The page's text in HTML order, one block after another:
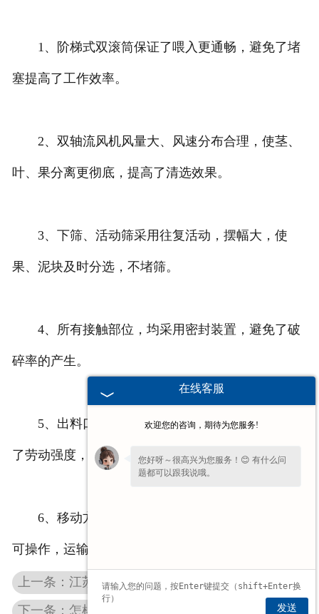
1、阶梯式双滚筒保证了喂入更通畅，避免了堵
塞提高了工作效率。
2、双轴流风机风量大、风速分布合理，使茎、
叶、果分离更彻底，提高了清选效果。
3、下筛、活动筛采用往复活动，摆幅大，使
果、泥块及时分选，不堵筛。
4、所有接触部位，均采用密封装置，避免了破
碎率的产生。
5、出料口输送高度距离加大、自动成垛，减轻
了劳动强度，省工、省时，降低了生产成本。
6、移动方便、快捷，有导向轮，人工、机械均
可操作，运输方便。
上一条：江苏干湿花生摘果机工作运转需要哪些机制
下一条：怎样调整江苏大型花生摘果机的工作？
在线客服
欢迎您的咨询，期待为您服务!
您好呀～很高兴为您服务！😊 有什么问
题都可以跟我说哦。
发送